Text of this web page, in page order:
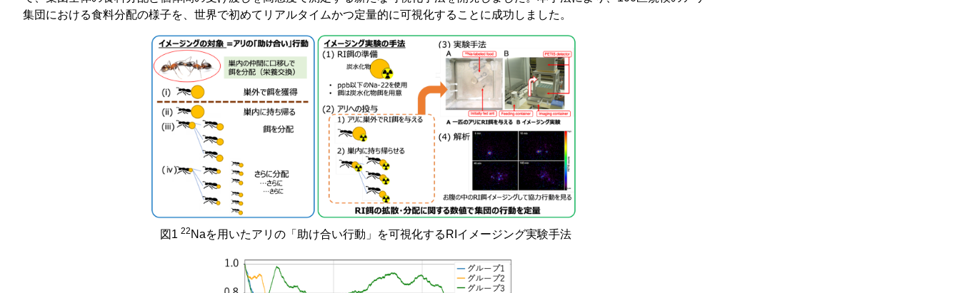
集団における食料分配の様子を、世界で初めてリアルタイムかつ定量的に可視化することに成功しました。
図1 22 Naを用いたアリの「助け合い行動」を可視化するRIイメージング実験手法